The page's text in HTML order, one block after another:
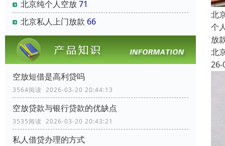
北京纯个人空放71
北京私人上门放款 66
空放短借是高利贷吗
3564阅读 2026-03-20 20:44:13
空放贷款与银行贷款的优缺点
3535阅读 2026-03-20 20:43:21
私人借贷办理的方式
北
个
放
北
26-